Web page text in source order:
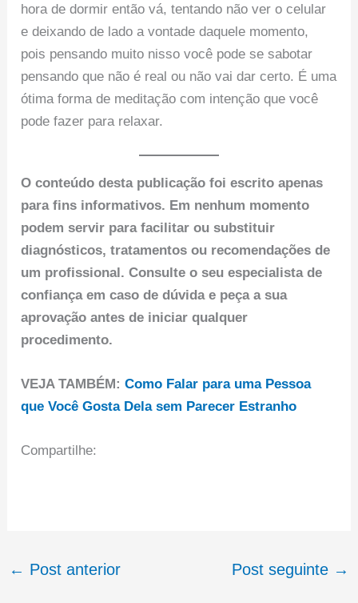
hora de dormir então vá, tentando não ver o celular
e deixando de lado a vontade daquele momento,
pois pensando muito nisso você pode se sabotar
pensando que não é real ou não vai dar certo. É uma
ótima forma de meditação com intenção que você
pode fazer para relaxar.
O conteúdo desta publicação foi escrito apenas
para fins informativos. Em nenhum momento
podem servir para facilitar ou substituir
diagnósticos, tratamentos ou recomendações de
um profissional. Consulte o seu especialista de
confiança em caso de dúvida e peça a sua
aprovação antes de iniciar qualquer
procedimento.
VEJA TAMBÉM:Como Falar para uma Pessoa
que Você Gosta Dela sem Parecer Estranho
Compartilhe:
← Post anterior Post seguinte →